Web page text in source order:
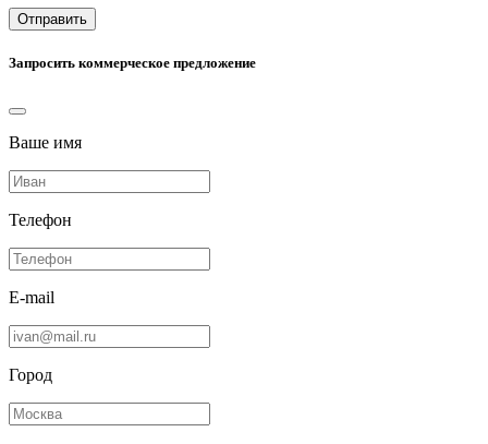
Отправить
Запросить коммерческое предложение
Ваше имя
Телефон
E-mail
Город